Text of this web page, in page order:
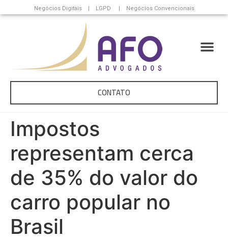
Negócios Digitais | LGPD | Negócios Convencionais
CONTATO
Impostos
representam cerca
de 35% do valor do
carro popular no
Brasil